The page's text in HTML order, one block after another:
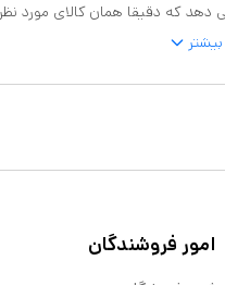
دهد که دقیقا همان کالای مورد
بیشتر
امور فروشندگان